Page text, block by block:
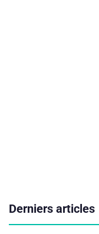
Derniers articles